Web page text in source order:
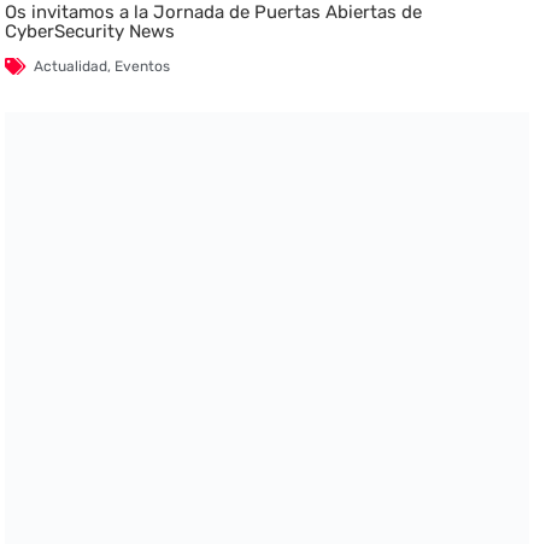
Os invitamos a la Jornada de Puertas Abiertas de
CyberSecurity News
Actualidad, Eventos